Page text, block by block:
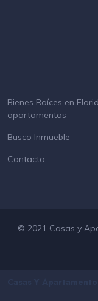
Bienes Raíces en
apartamentos
Busco Inmueble
Contacto
© 2021 Casas y